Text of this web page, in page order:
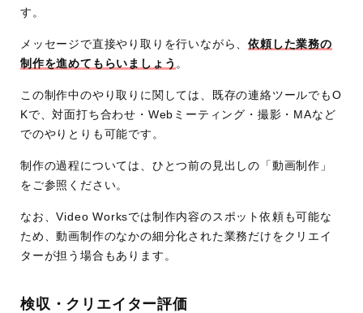
す。
メッセージで直接やり取りを行いながら、依頼した業務の
制作を進めてもらいましょう 。
この制作中のやり取りに関しては、既存の連絡ツールでもO
Kで、対面打ち合わせ・Webミーティング・撮影・MAなど
でのやりとりも可能です。
制作の過程については、ひとつ前の見出しの「動画制作」
をご参照ください。
なお、Video Worksでは制作内容のスポット依頼も可能な
ため、動画制作のなかの細分化された業務だけをクリエイ
ターが担う場合もあります。
検収・クリエイター評価